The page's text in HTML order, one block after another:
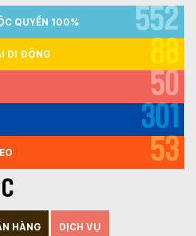
QUYỀN 100% 552
DI ĐỘNG 88
50
301
53
HÀNG DỊCH VỤ